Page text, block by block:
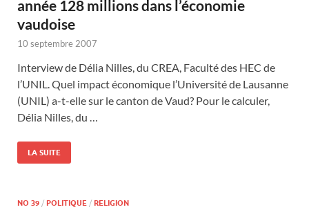
année 128 millions dans l’économie
vaudoise
10 septembre 2007
Interview de Délia Nilles, du CREA, Faculté des HEC de
l’UNIL. Quel impact économique l’Université de Lausanne
(UNIL) a-t-elle sur le canton de Vaud? Pour le calculer,
Délia Nilles, du …
LA SUITE
NO 39 / POLITIQUE / RELIGION